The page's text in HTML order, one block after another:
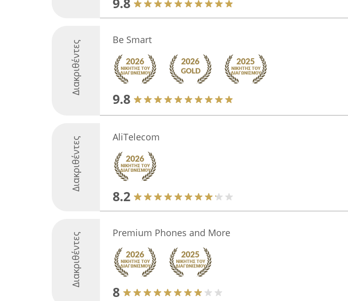
Διακριθέντες Be Smart
9.8
Διακριθέντες AliTelecom
8.2
Διακριθέντες Premium Phones and More
8